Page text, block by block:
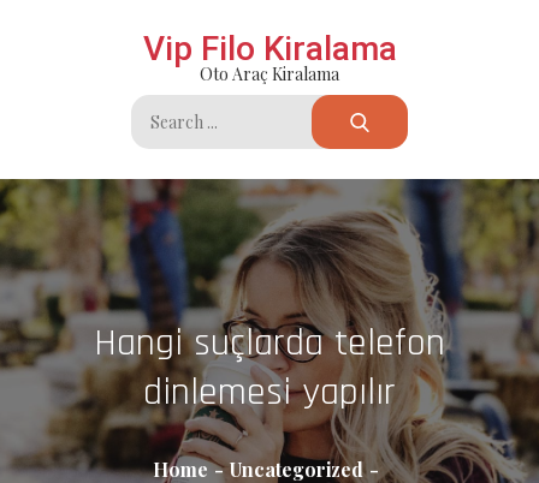
Vip Filo Kiralama
Oto Araç Kiralama
Search
for:
Hangi suçlarda telefon
dinlemesi yapılır
Home
Uncategorized